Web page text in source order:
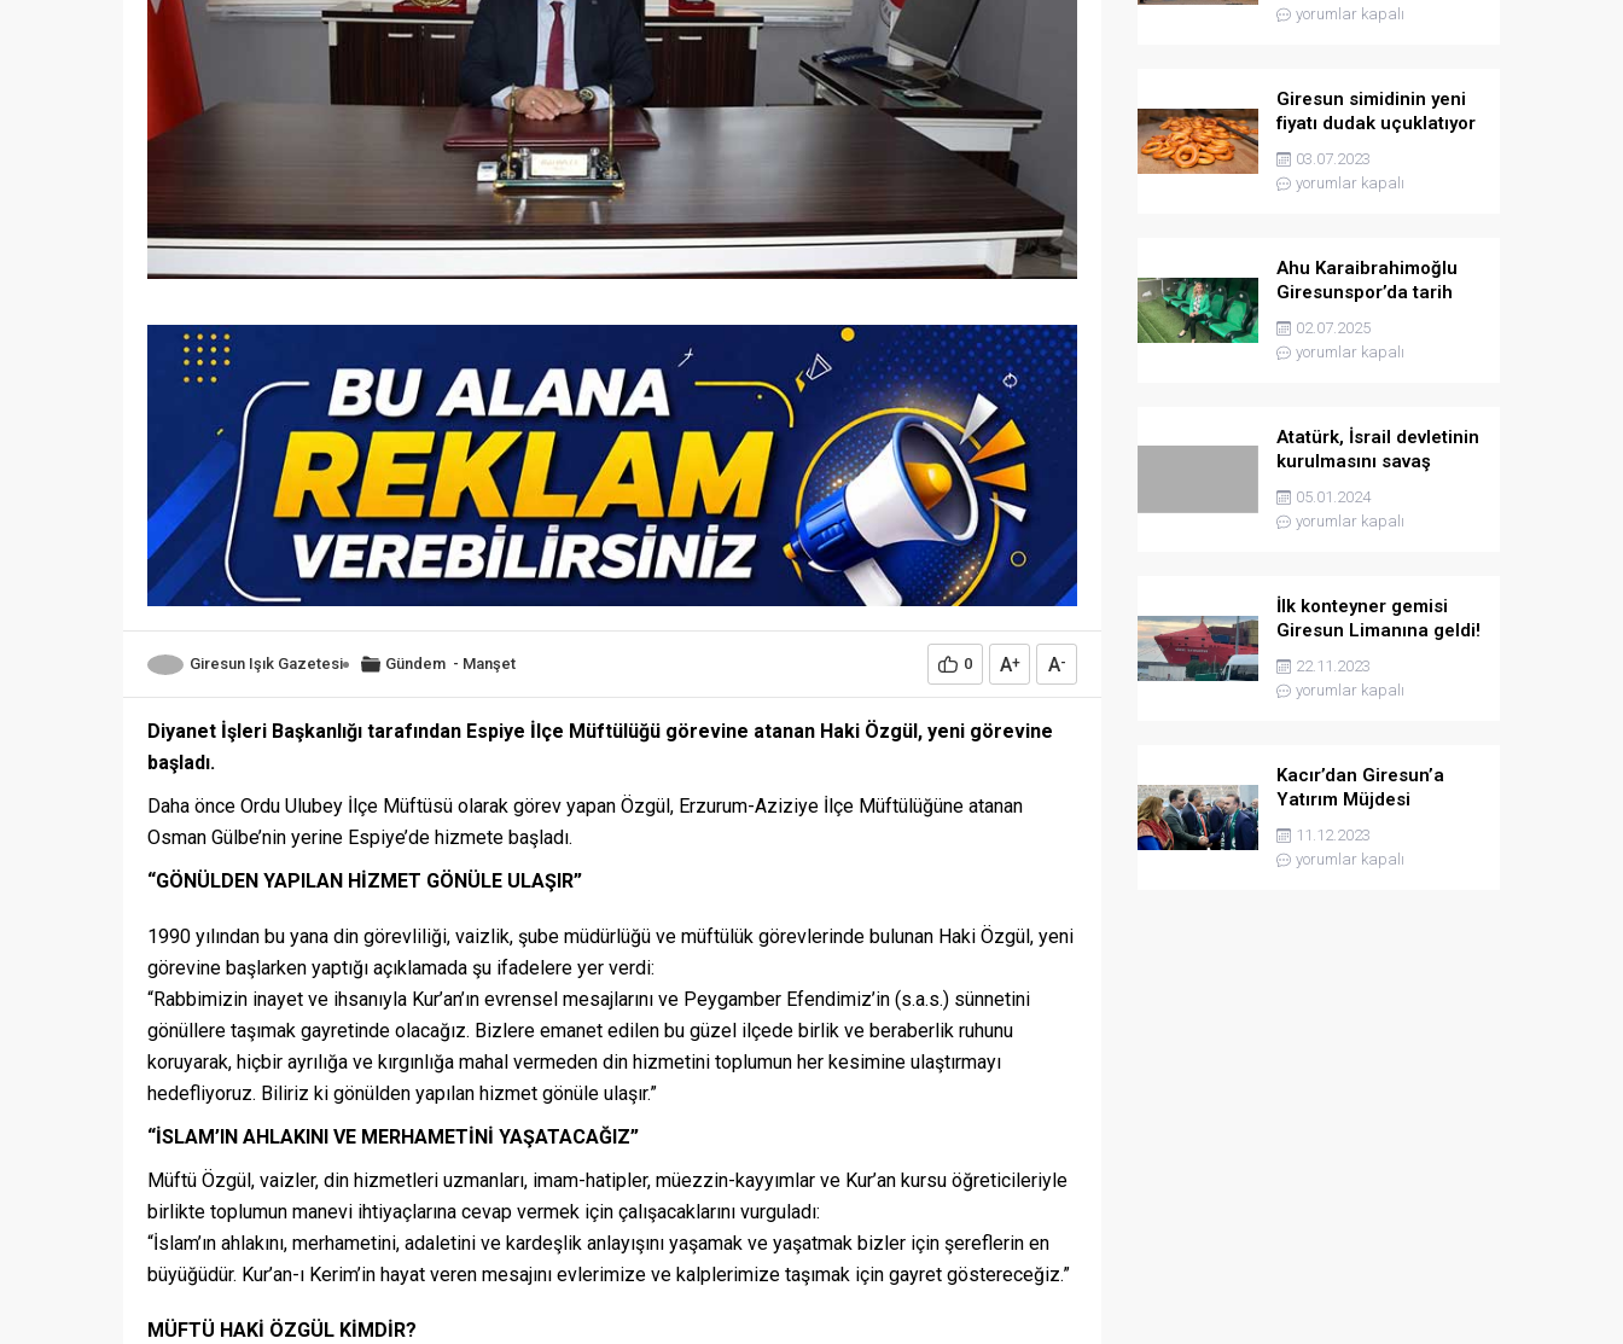
Giresun Işık Gazetesi Gündem - Manşet 0 A+ A-
Diyanet İşleri Başkanlığı tarafından Espiye İlçe Müftülüğü görevine atanan Haki Özgül, yeni görevine
başladı.
Daha önce Ordu Ulubey İlçe Müftüsü olarak görev yapan Özgül, Erzurum-Aziziye İlçe Müftülüğüne atanan
Osman Gülbe’nin yerine Espiye’de hizmete başladı.
“GÖNÜLDEN YAPILAN HİZMET GÖNÜLE ULAŞIR”
1990 yılından bu yana din görevliliği, vaizlik, şube müdürlüğü ve müftülük görevlerinde bulunan Haki Özgül, yeni
görevine başlarken yaptığı açıklamada şu ifadelere yer verdi:
“Rabbimizin inayet ve ihsanıyla Kur’an’ın evrensel mesajlarını ve Peygamber Efendimiz’in (s.a.s.) sünnetini
gönüllere taşımak gayretinde olacağız. Bizlere emanet edilen bu güzel ilçede birlik ve beraberlik ruhunu
koruyarak, hiçbir ayrılığa ve kırgınlığa mahal vermeden din hizmetini toplumun her kesimine ulaştırmayı
hedefliyoruz. Biliriz ki gönülden yapılan hizmet gönüle ulaşır.”
“İSLAM’IN AHLAKINI VE MERHAMETİNİ YAŞATACAĞIZ”
Müftü Özgül, vaizler, din hizmetleri uzmanları, imam-hatipler, müezzin-kayyımlar ve Kur’an kursu öğreticileriyle
birlikte toplumun manevi ihtiyaçlarına cevap vermek için çalışacaklarını vurguladı:
“İslam’ın ahlakını, merhametini, adaletini ve kardeşlik anlayışını yaşamak ve yaşatmak bizler için şereflerin en
büyüğüdür. Kur’an-ı Kerim’in hayat veren mesajını evlerimize ve kalplerimize taşımak için gayret göstereceğiz.”
MÜFTÜ HAKİ ÖZGÜL KİMDİR?
yorumlar kapalı
Giresun simidinin yeni
fiyatı dudak uçuklatıyor
03.07.2023
yorumlar kapalı
Ahu Karaibrahimoğlu
Giresunspor’da tarih
yazmaya hazırlanıyor
02.07.2025
yorumlar kapalı
Atatürk, İsrail devletinin
kurulmasını savaş
sebebi olarak ilân
etmişti
05.01.2024
yorumlar kapalı
İlk konteyner gemisi
Giresun Limanına geldi!
22.11.2023
yorumlar kapalı
Kacır’dan Giresun’a
Yatırım Müjdesi
11.12.2023
yorumlar kapalı